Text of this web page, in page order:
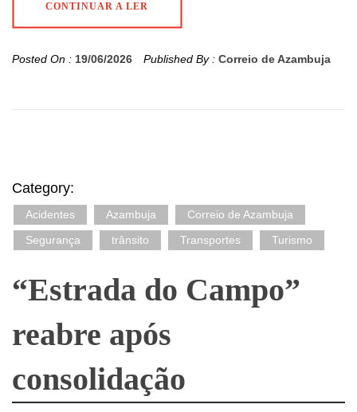
CONTINUAR A LER
Posted On : 19/06/2026 Published By : Correio de Azambuja
Category:
Acidentes Azambuja
Correio de Azambuja
Segurança
trânsito Transportes Turismo
“Estrada do Campo”
reabre após
consolidação